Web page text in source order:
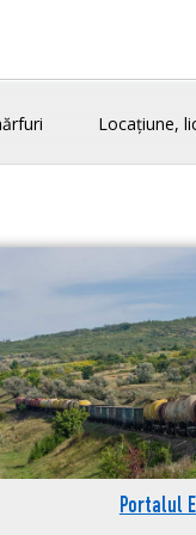
Locațiune,
Portalul